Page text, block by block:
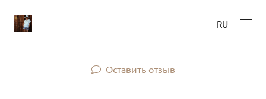
RU
Оставить отзыв